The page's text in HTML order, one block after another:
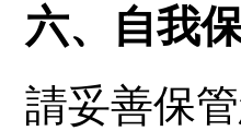
六、自我
請妥善保